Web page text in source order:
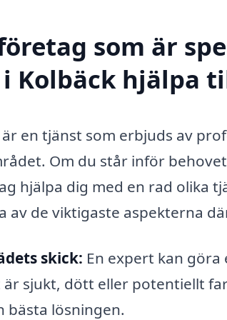
som är
Kolbäck hjälpa
en tjänst som erbjuds av
Om du står inför
hjälpa dig med en rad olika
av de viktigaste aspekterna
skick: En expert kan
sjukt, dött eller potentiellt
bästa lösningen.